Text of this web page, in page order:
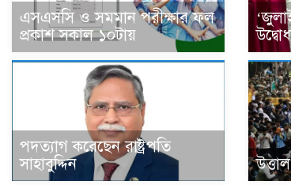
এসএসসি ও সমমান পরীক্ষার ফল
প্রকাশ সকাল ১০টায়
পদত্যাগ করেছেন রাষ্ট্রপতি
সাহাবুদ্দিন